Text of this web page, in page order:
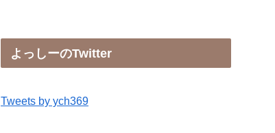
よっしーのTwitter
Tweets by ych369